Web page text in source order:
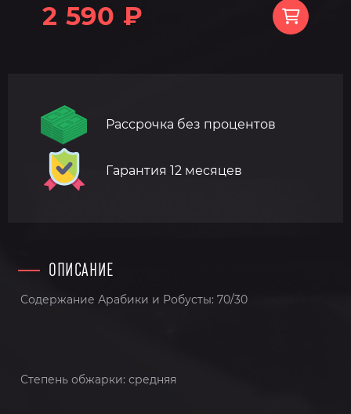
2 590 ₽
Рассрочка без процентов
Гарантия 12 месяцев
ОПИСАНИЕ
Содержание Арабики и Робусты: 70/30
Степень обжарки: средняя